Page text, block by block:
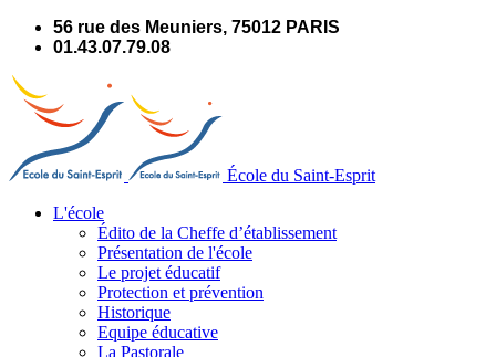
56 rue des Meuniers, 75012 PARIS
01.43.07.79.08
École du Saint-Esprit
L'école
Édito de la Cheffe d’établissement
Présentation de l'école
Le projet éducatif
Protection et prévention
Historique
Equipe éducative
La Pastorale